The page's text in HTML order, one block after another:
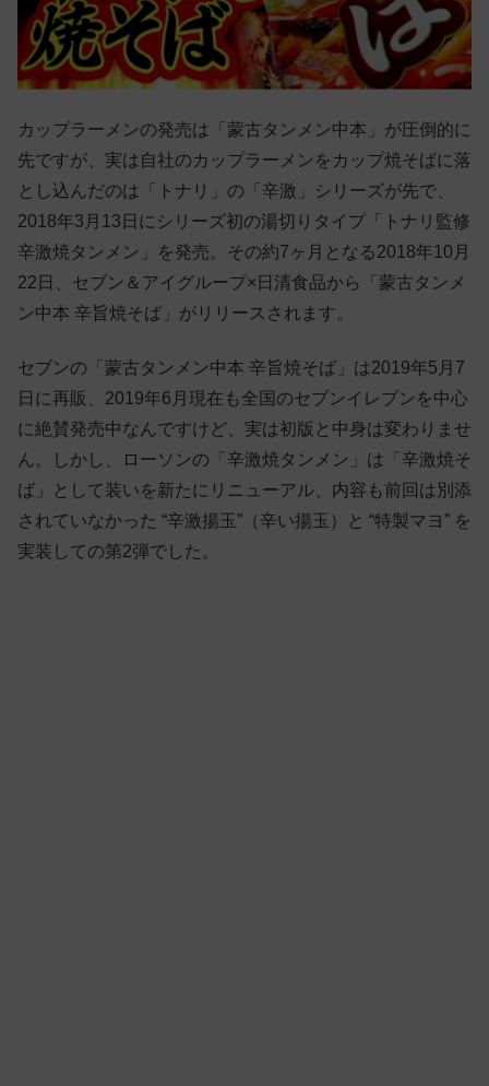
カップラーメンの発売は「蒙古タンメン中本」が圧倒的に
先ですが、実は自社のカップラーメンをカップ焼そばに落
とし込んだのは「トナリ」の「辛激」シリーズが先で、
2018年3月13日にシリーズ初の湯切りタイプ「トナリ監修
辛激焼タンメン」を発売。その約7ヶ月となる2018年10月
22日、セブン＆アイグループ×日清食品から「蒙古タンメ
ン中本 辛旨焼そば」がリリースされます。
セブンの「蒙古タンメン中本 辛旨焼そば」は2019年5月7
日に再販、2019年6月現在も全国のセブンイレブンを中心
に絶賛発売中なんですけど、実は初版と中身は変わりませ
ん。しかし、ローソンの「辛激焼タンメン」は「辛激焼そ
ば」として装いを新たにリニューアル、内容も前回は別添
されていなかった “辛激揚玉”（辛い揚玉）と “特製マヨ” を
実装しての第2弾でした。